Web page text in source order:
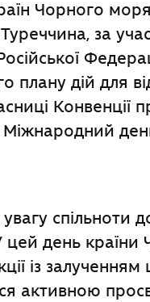
Чорного
за
плану дій для
Конвенції
Міжнародний
спільноти
день країни
із залученням
активною